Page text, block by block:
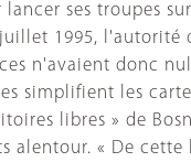
ses troupes
1995, l'autorité
n'avaient donc
simplifient les
libres » de
alentour. « De